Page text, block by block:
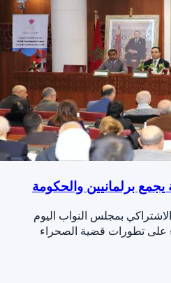
برلمانيين والحكومة
بمجلس النواب اليوم
تطورات قضية الصحراء